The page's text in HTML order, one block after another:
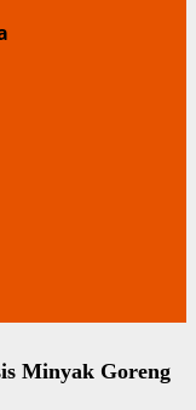
Minyak Goreng